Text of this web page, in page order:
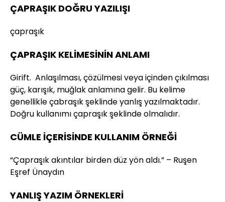
ÇAPRAŞIK DOĞRU YAZILIŞI
çapraşık
ÇAPRAŞIK KELİMESİNİN ANLAMI
Girift. Anlaşılması, çözülmesi veya içinden çıkılması
güç, karışık, muğlak anlamına gelir. Bu kelime
genellikle çabraşık şeklinde yanlış yazılmaktadır.
Doğru kullanımı çapraşık şeklinde olmalıdır.
CÜMLE İÇERİSİNDE KULLANIM ÖRNEĞİ
“Çapraşık akıntılar birden düz yön aldı.” – Ruşen
Eşref Ünaydın
YANLIŞ YAZIM ÖRNEKLERİ